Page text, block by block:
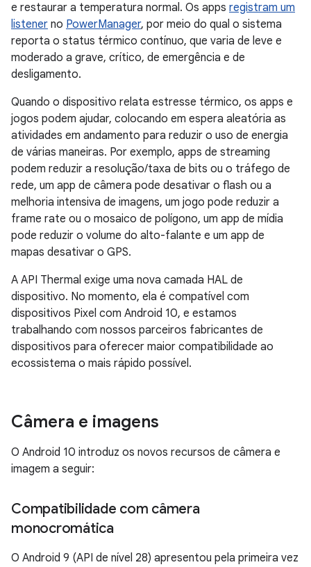
e restaurar a temperatura normal. Os apps registram um
listener no PowerManager, por meio do qual o sistema
reporta o status térmico contínuo, que varia de leve e
moderado a grave, crítico, de emergência e de
desligamento.
Quando o dispositivo relata estresse térmico, os apps e
jogos podem ajudar, colocando em espera aleatória as
atividades em andamento para reduzir o uso de energia
de várias maneiras. Por exemplo, apps de streaming
podem reduzir a resolução/taxa de bits ou o tráfego de
rede, um app de câmera pode desativar o flash ou a
melhoria intensiva de imagens, um jogo pode reduzir a
frame rate ou o mosaico de polígono, um app de mídia
pode reduzir o volume do alto-falante e um app de
mapas desativar o GPS.
A API Thermal exige uma nova camada HAL de
dispositivo. No momento, ela é compatível com
dispositivos Pixel com Android 10, e estamos
trabalhando com nossos parceiros fabricantes de
dispositivos para oferecer maior compatibilidade ao
ecossistema o mais rápido possível.
Câmera e imagens
O Android 10 introduz os novos recursos de câmera e
imagem a seguir:
Compatibilidade com câmera
monocromática
O Android 9 (API de nível 28) apresentou pela primeira vez